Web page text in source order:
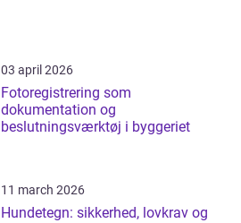
03 april 2026
Fotoregistrering som
dokumentation og
beslutningsværktøj i byggeriet
11 march 2026
Hundetegn: sikkerhed, lovkrav og